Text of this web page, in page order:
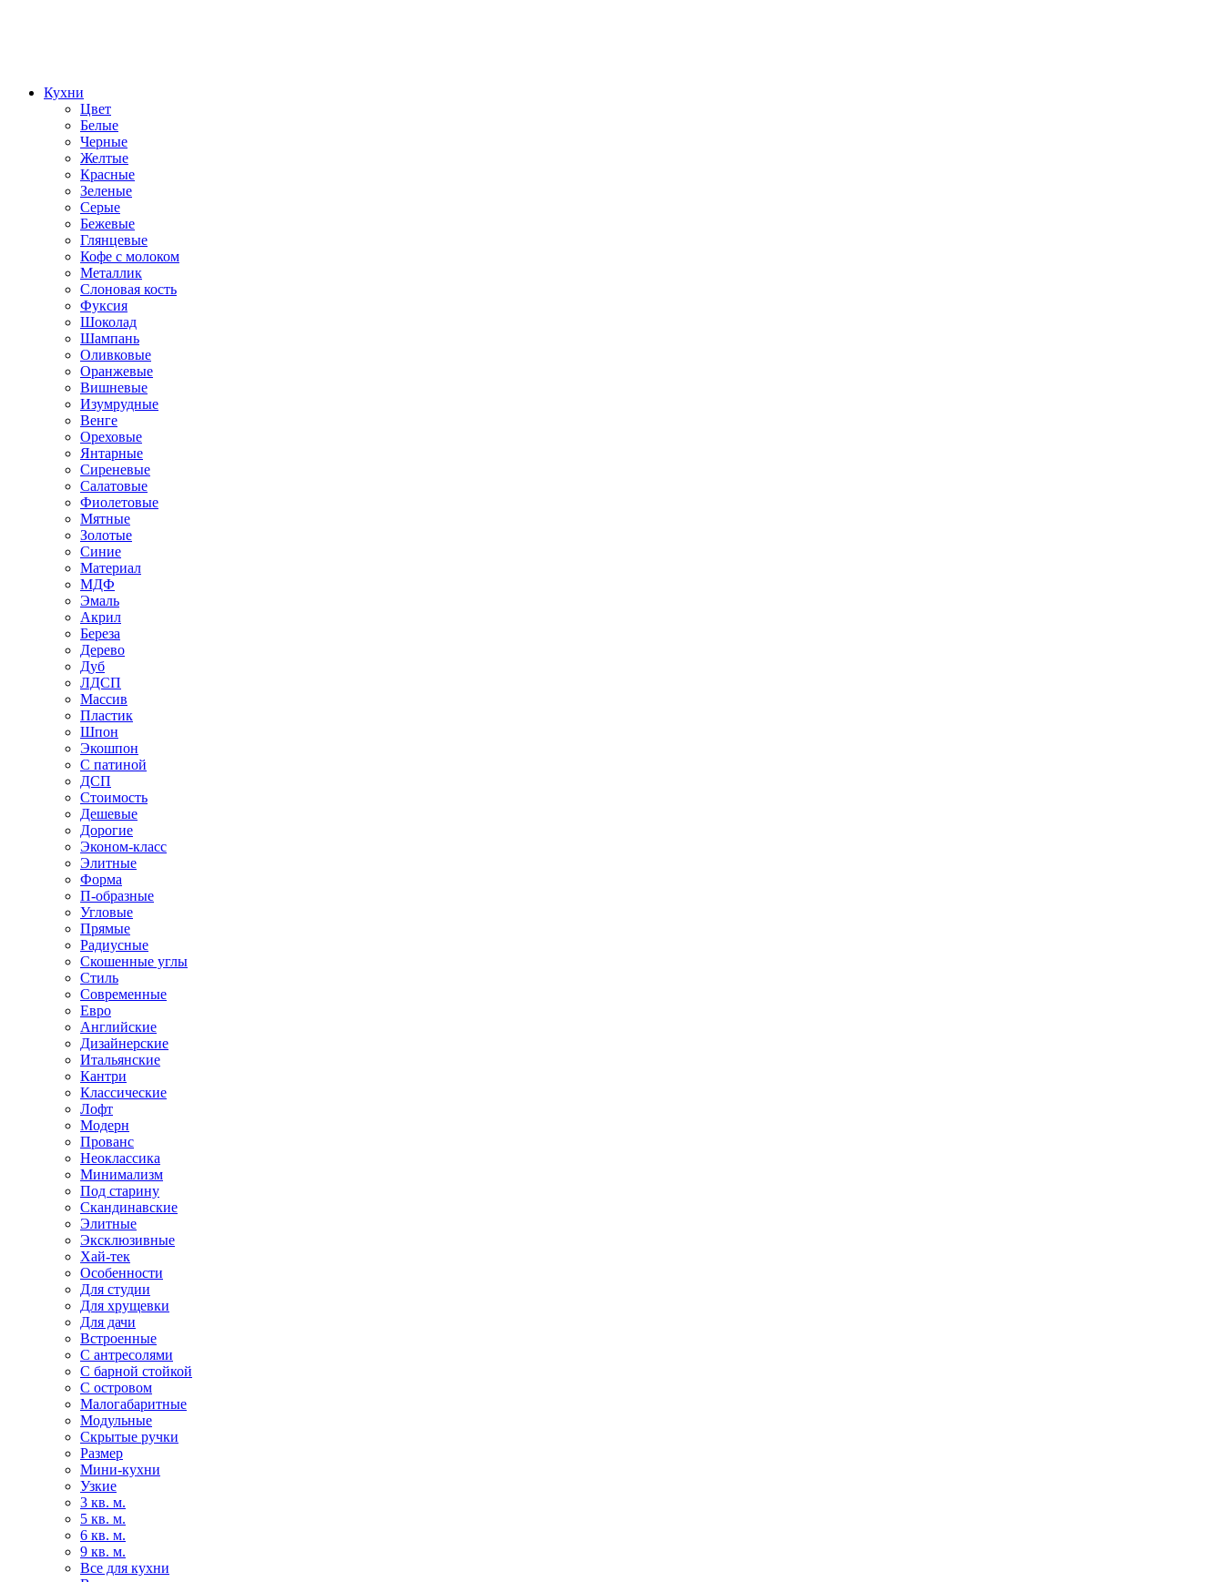
Кухни
Цвет
Белые
Черные
Желтые
Красные
Зеленые
Серые
Бежевые
Глянцевые
Кофе с молоком
Металлик
Слоновая кость
Фуксия
Шоколад
Шампань
Оливковые
Оранжевые
Вишневые
Изумрудные
Венге
Ореховые
Янтарные
Сиреневые
Салатовые
Фиолетовые
Мятные
Золотые
Синие
Материал
МДФ
Эмаль
Акрил
Береза
Дерево
Дуб
ЛДСП
Массив
Пластик
Шпон
Экошпон
С патиной
ДСП
Стоимость
Дешевые
Дорогие
Эконом-класс
Элитные
Форма
П-образные
Угловые
Прямые
Радиусные
Скошенные углы
Стиль
Современные
Евро
Английские
Дизайнерские
Итальянские
Кантри
Классические
Лофт
Модерн
Прованс
Неоклассика
Минимализм
Под старину
Скандинавские
Элитные
Эксклюзивные
Хай-тек
Особенности
Для студии
Для хрущевки
Для дачи
Встроенные
С антресолями
С барной стойкой
С островом
Малогабаритные
Модульные
Скрытые ручки
Размер
Мини-кухни
Узкие
3 кв. м.
5 кв. м.
6 кв. м.
9 кв. м.
Все для кухни